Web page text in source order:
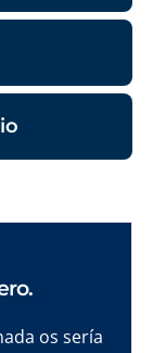
os sería